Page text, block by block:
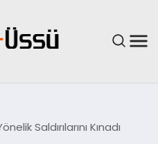
Saldırılarını Kınadı